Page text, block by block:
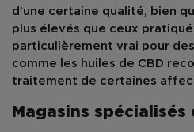
d’une certaine qualité, bien
plus élevés que ceux
particulièrement vrai pour
comme les huiles de CBD
traitement de certaines
Magasins